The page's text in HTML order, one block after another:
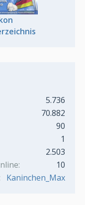
5.736
70.882
90
1
2.503
10
Kaninchen_Max